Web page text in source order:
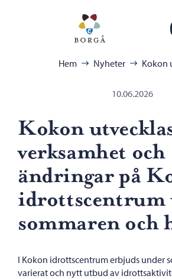
Hem Nyheter Kokon
10.06.2026
Kokon
verksamhet och
ändringar på
idrottscentrum
sommaren och
I Kokon idrottscentrum erbjuds under
varierat och nytt utbud av